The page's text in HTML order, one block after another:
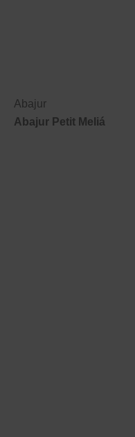
Abajur
Abajur Petit Meliá